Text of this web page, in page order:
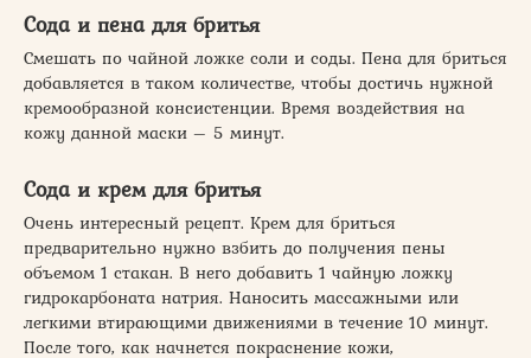
Сода и пена для бритья
Смешать по чайной ложке соли и соды. Пена для бриться
добавляется в таком количестве, чтобы достичь нужной
кремообразной консистенции. Время воздействия на
кожу данной маски – 5 минут.
Сода и крем для бритья
Очень интересный рецепт. Крем для бриться
предварительно нужно взбить до получения пены
объемом 1 стакан. В него добавить 1 чайную ложку
гидрокарбоната натрия. Наносить массажными или
легкими втирающими движениями в течение 10 минут.
После того, как начнется покраснение кожи,